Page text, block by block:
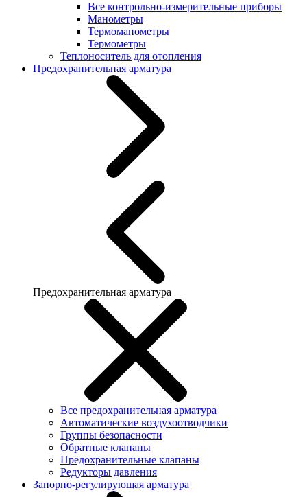
Все контрольно-измерительные приборы
Манометры
Термоманометры
Термометры
Теплоноситель для отопления
Предохранительная арматура
Предохранительная арматура
Все предохранительная арматура
Автоматические воздухоотводчики
Группы безопасности
Обратные клапаны
Предохранительные клапаны
Редукторы давления
Запорно-регулирующая арматура